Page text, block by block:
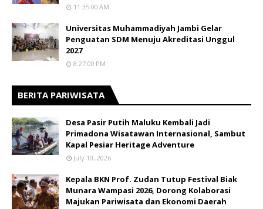
11:35:00 AM
Universitas Muhammadiyah Jambi Gelar
Penguatan SDM Menuju Akreditasi Unggul
2027
8:27:00 PM
BERITA PARIWISATA
​Desa Pasir Putih Maluku Kembali Jadi
Primadona Wisatawan Internasional, Sambut
Kapal Pesiar Heritage Adventure
July 10, 2026
Kepala BKN Prof. Zudan Tutup Festival Biak
Munara Wampasi 2026, Dorong Kolaborasi
Majukan Pariwisata dan Ekonomi Daerah